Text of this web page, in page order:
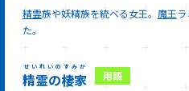
精霊族や妖精族を統べる女王。 魔王
た。
精霊の棲家
せいれいのすみか